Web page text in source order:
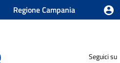
Regione Campania
Seguici su